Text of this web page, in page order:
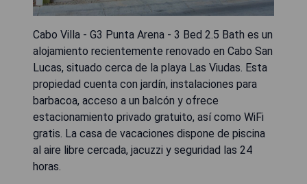
Cabo Villa - G3 Punta Arena - 3 Bed 2.5 Bath es un
alojamiento recientemente renovado en Cabo San
Lucas, situado cerca de la playa Las Viudas. Esta
propiedad cuenta con jardín, instalaciones para
barbacoa, acceso a un balcón y ofrece
estacionamiento privado gratuito, así como WiFi
gratis. La casa de vacaciones dispone de piscina
al aire libre cercada, jacuzzi y seguridad las 24
horas.